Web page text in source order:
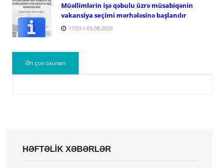
Müəllimlərin işə qəbulu üzrə müsabiqənin
vakansiya seçimi mərhələsinə başlanılır
17:03 / 03.08.2026
Ən çox oxunan
HƏFTƏLİK XƏBƏRLƏR